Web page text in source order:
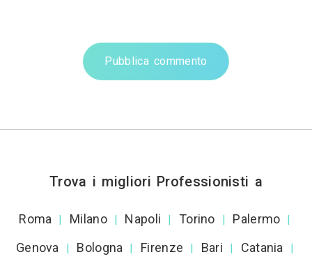
Pubblica commento
Trova i migliori Professionisti a
Roma | Milano | Napoli | Torino | Palermo |
Genova | Bologna | Firenze | Bari | Catania |